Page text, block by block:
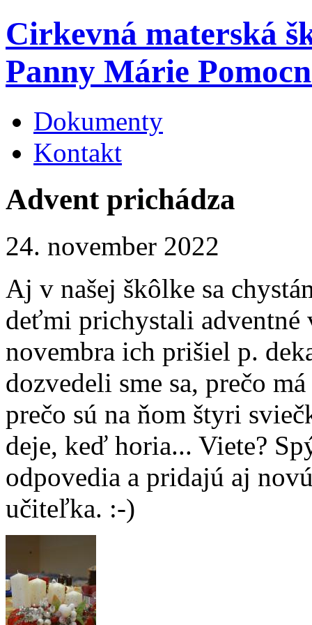
Cirkevná materská
Panny Márie
Dokumenty
Kontakt
Advent prichádza
24. november 2022
Aj v našej škôlke sa
deťmi prichystali adventné
novembra ich prišiel p.
dozvedeli sme sa, prečo
prečo sú na ňom štyri
deje, keď horia... Viete?
odpovedia a pridajú aj
učiteľka. :-)